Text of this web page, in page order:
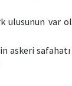
ulusunun var
askeri safahatı